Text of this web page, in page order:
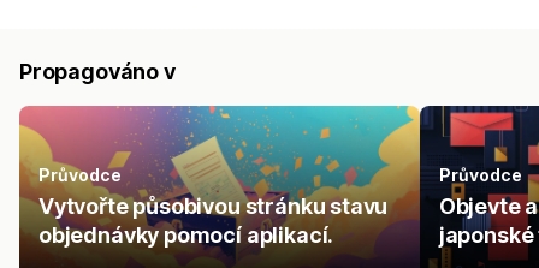
Propagováno v
Průvodce
Vytvořte působivou stránku stavu
objednávky pomocí aplikací.
Průvodce
Objevte